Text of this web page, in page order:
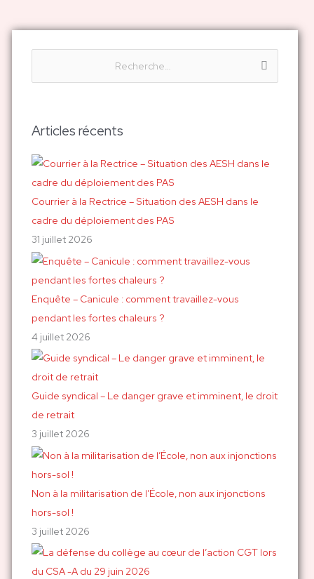
h
r
c
h
e
r
:
Articles récents
Courrier à la Rectrice – Situation des AESH dans le
cadre du déploiement des PAS
31 juillet 2026
Enquête – Canicule : comment travaillez-vous
pendant les fortes chaleurs ?
4 juillet 2026
Guide syndical – Le danger grave et imminent, le droit
de retrait
3 juillet 2026
Non à la militarisation de l’École, non aux injonctions
hors-sol !
3 juillet 2026